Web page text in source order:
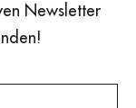
Newsletter